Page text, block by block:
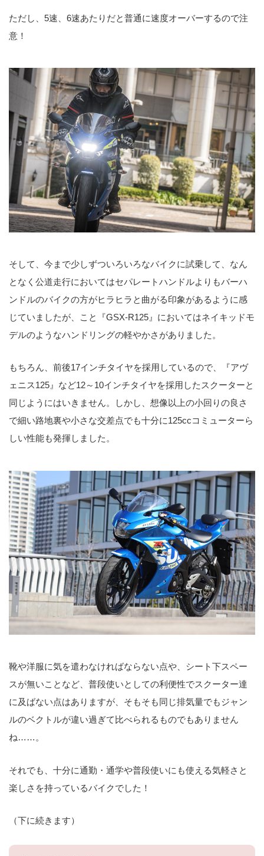
ただし、5速、6速あたりだと普通に速度オーバーするので注
意！
そして、今まで少しずついろいろなバイクに試乗して、なん
となく公道走行においてはセパレートハンドルよりもバーハ
ンドルのバイクの方がヒラヒラと曲がる印象があるように感
じていましたが、こと『GSX-R125』においてはネイキッドモ
デルのようなハンドリングの軽やかさがありました。
もちろん、前後17インチタイヤを採用しているので、『アヴ
ェニス125』など12～10インチタイヤを採用したスクーターと
同じようにはいきません。しかし、想像以上の小回りの良さ
で細い路地裏や小さな交差点でも十分に125ccコミューターら
しい性能も発揮しました。
靴や洋服に気を遣わなければならない点や、シート下スペー
スが無いことなど、普段使いとしての利便性でスクーター達
に及ばない点はありますが、そもそも同じ排気量でもジャン
ルのベクトルが違い過ぎて比べられるものでもありません
ね……。
それでも、十分に通勤・通学や普段使いにも使える気軽さと
楽しさを持っているバイクでした！
（下に続きます）